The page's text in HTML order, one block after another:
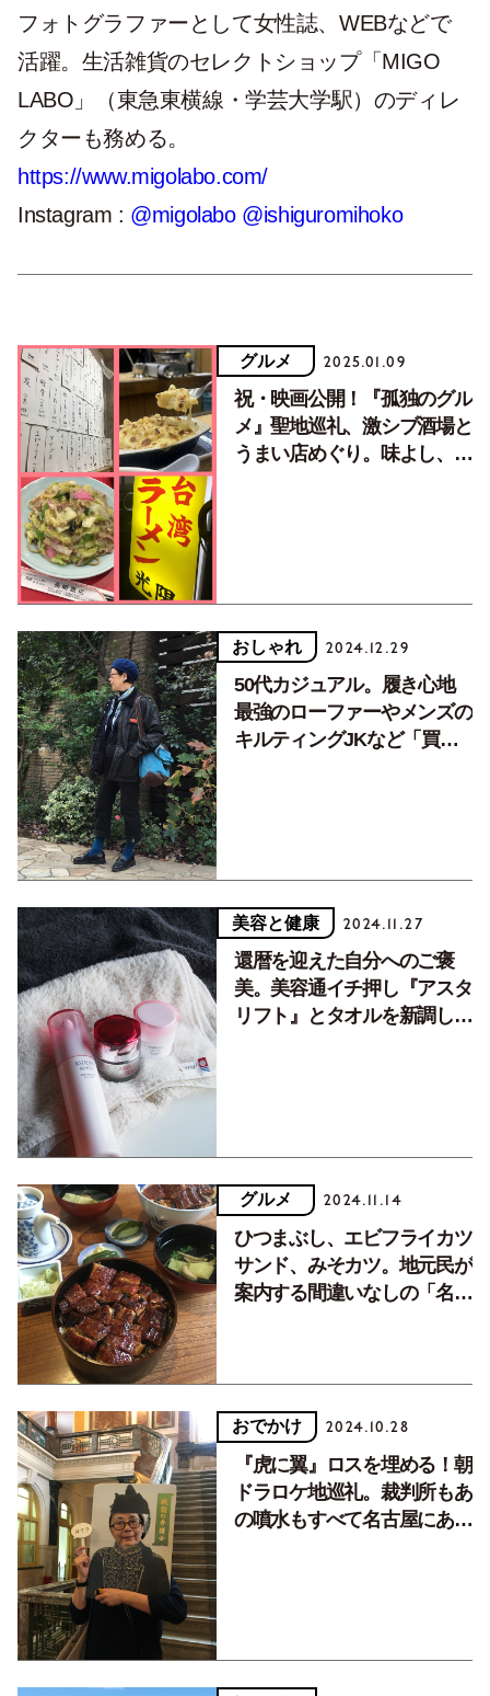
フォトグラファーとして女性誌、WEBなどで
活躍。生活雑貨のセレクトショップ「MIGO
LABO」（東急東横線・学芸大学駅）のディレ
クターも務める。
https://www.migolabo.com/
Instagram : @migolabo @ishiguromihoko
グルメ 2025.01.09
祝・映画公開！『孤独のグル
メ』聖地巡礼、激シブ酒場と
うまい店めぐり。味よし、雰
おしゃれ 2024.12.29
50代カジュアル。履き心地
最強のローファーやメンズの
キルティングJKなど「買っ
美容と健康 2024.11.27
還暦を迎えた自分へのご褒
美。美容通イチ押し『アスタ
リフト』とタオルを新調して
グルメ 2024.11.14
ひつまぶし、エビフライカツ
サンド、みそカツ。地元民が
案内する間違いなしの「名古
おでかけ 2024.10.28
『虎に翼』ロスを埋める！朝
ドラロケ地巡礼。裁判所もあ
の噴水もすべて名古屋にあり